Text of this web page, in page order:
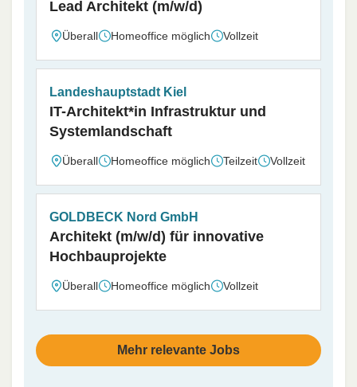
Lead Architekt (m/w/d)
Überall Homeoffice möglich Vollzeit
Landeshauptstadt Kiel
IT-Architekt*in Infrastruktur und
Systemlandschaft
Überall Homeoffice möglich Teilzeit Vollzeit
GOLDBECK Nord GmbH
Architekt (m/w/d) für innovative
Hochbauprojekte
Überall Homeoffice möglich Vollzeit
Mehr relevante Jobs